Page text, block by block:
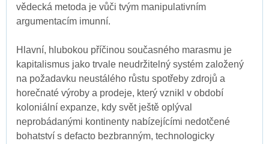
vědecká metoda je vůči tvým manipulativním
argumentacím imunní.
Hlavní, hlubokou příčinou současného marasmu je
kapitalismus jako trvale neudržitelný systém založený
na požadavku neustálého růstu spotřeby zdrojů a
horečnaté výroby a prodeje, který vznikl v období
koloniální expanze, kdy svět ještě oplýval
neprobádanými kontinenty nabízejícími nedotčené
bohatství s defacto bezbranným, technologicky